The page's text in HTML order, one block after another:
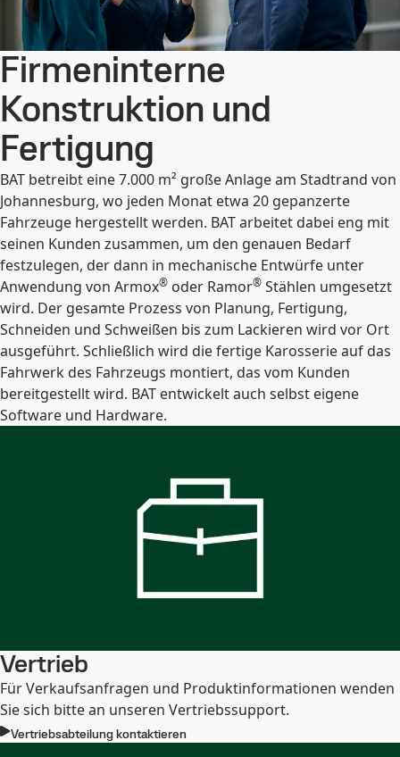
Firmeninterne
Konstruktion und
Fertigung
BAT betreibt eine 7.000 m² große Anlage am Stadtrand von
Johannesburg, wo jeden Monat etwa 20 gepanzerte
Fahrzeuge hergestellt werden. BAT arbeitet dabei eng mit
seinen Kunden zusammen, um den genauen Bedarf
festzulegen, der dann in mechanische Entwürfe unter
Anwendung von Armox® oder Ramor® Stählen umgesetzt
wird. Der gesamte Prozess von Planung, Fertigung,
Schneiden und Schweißen bis zum Lackieren wird vor Ort
ausgeführt. Schließlich wird die fertige Karosserie auf das
Fahrwerk des Fahrzeugs montiert, das vom Kunden
bereitgestellt wird. BAT entwickelt auch selbst eigene
Software und Hardware.
Vertrieb
Für Verkaufsanfragen und Produktinformationen wenden
Sie sich bitte an unseren Vertriebssupport.
Vertriebsabteilung kontaktieren